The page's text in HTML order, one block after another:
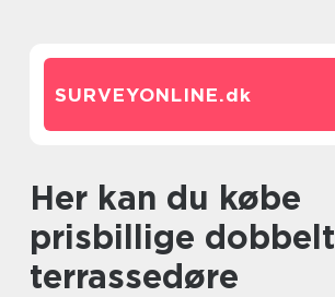
SURVEYONLINE.dk
Her kan du købe
prisbillige dobbelt
terrassedøre